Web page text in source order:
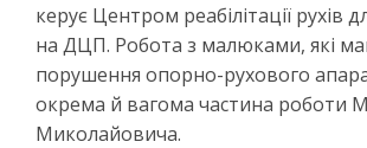
керує Центром реа­білітації рухів
на ДЦП. Робота з малюками, які
порушення опорно-рухо­вого
окрема й вагома частина роботи
Миколайовича.